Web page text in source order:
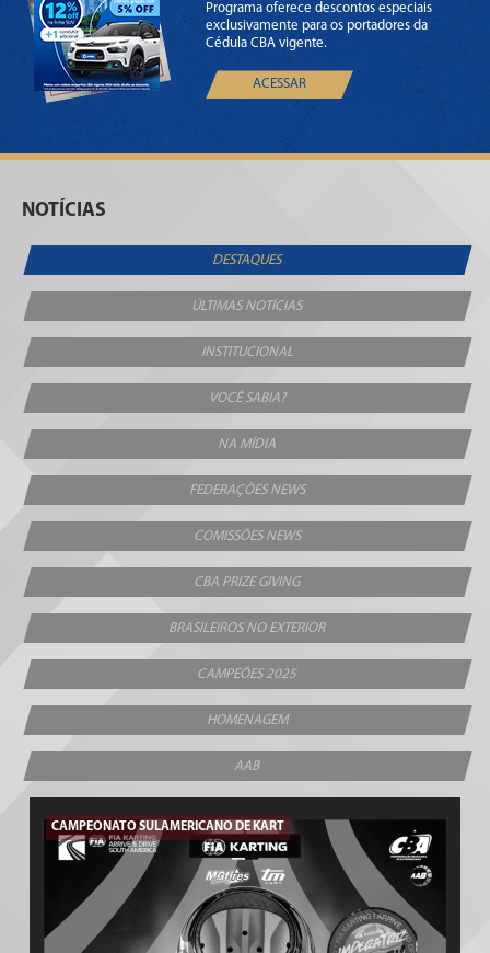
Programa oferece descontos especiais
exclusivamente para os portadores da
Cédula CBA vigente.
ACESSAR
NOTÍCIAS
DESTAQUES
ÚLTIMAS NOTÍCIAS
INSTITUCIONAL
VOCÊ SABIA?
NA MÍDIA
FEDERAÇÕES NEWS
COMISSÕES NEWS
CBA PRIZE GIVING
BRASILEIROS NO EXTERIOR
CAMPEÕES 2025
HOMENAGEM
AAB
CAMPEONATO SULAMERICANO DE KART